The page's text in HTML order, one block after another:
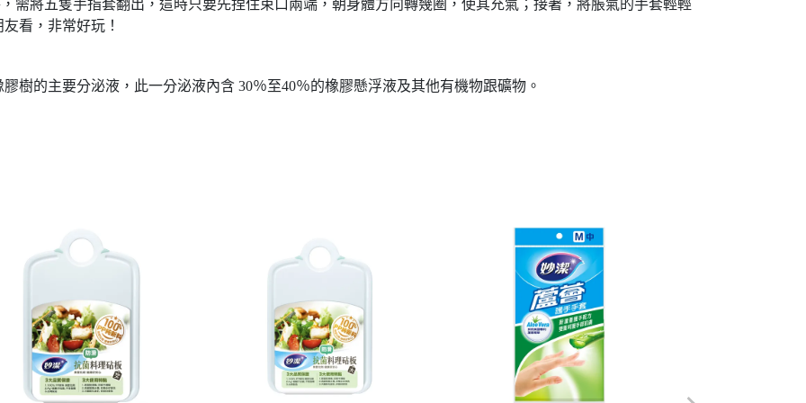
需將五隻手指套翻出，這時只要先捏住束口兩端，朝身體方向轉幾圈，使其充氣；接著，將脹氣的手套輕輕
看，非常好玩！
樹的主要分泌液，此一分泌液內含 30％至40％的橡膠懸浮液及其他有機物跟礦物。